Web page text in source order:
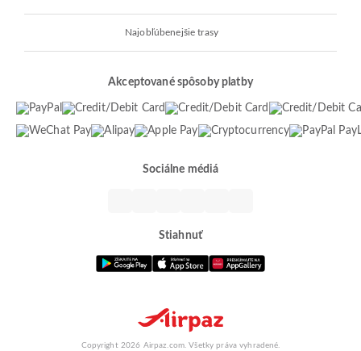
Najobľúbenejšie trasy
Akceptované spôsoby platby
Sociálne médiá
Stiahnuť
Copyright 2026 Airpaz.com. Všetky práva vyhradené.